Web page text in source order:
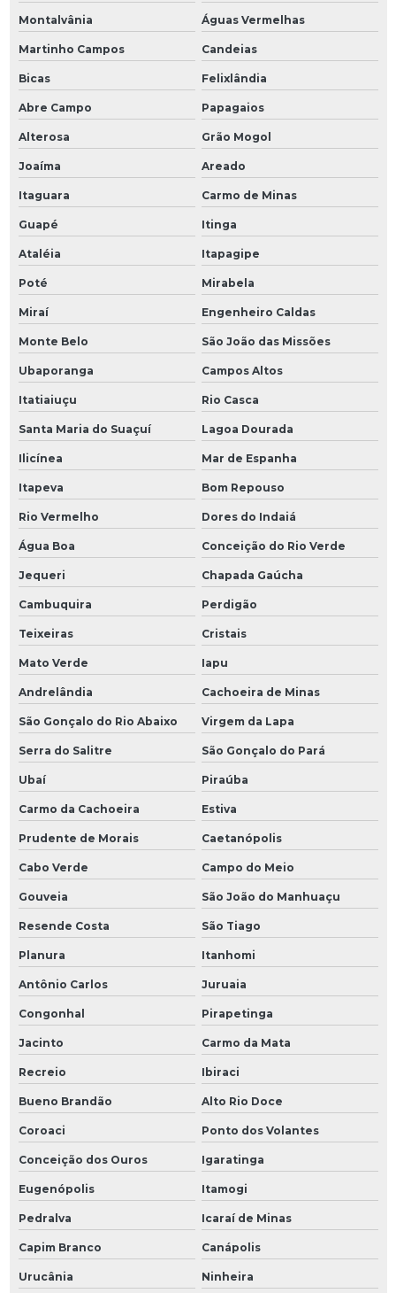
Montalvânia Águas Vermelhas
Martinho Campos Candeias
Bicas Felixlândia
Abre Campo Papagaios
Alterosa Grão Mogol
Joaíma Areado
Itaguara Carmo de Minas
Guapé Itinga
Ataléia Itapagipe
Poté Mirabela
Miraí Engenheiro Caldas
Monte Belo São João das Missões
Ubaporanga Campos Altos
Itatiaiuçu Rio Casca
Santa Maria do Suaçuí Lagoa Dourada
Ilicínea Mar de Espanha
Itapeva Bom Repouso
Rio Vermelho Dores do Indaiá
Água Boa Conceição do Rio Verde
Jequeri Chapada Gaúcha
Cambuquira Perdigão
Teixeiras Cristais
Mato Verde Iapu
Andrelândia Cachoeira de Minas
São Gonçalo do Rio Abaixo Virgem da Lapa
Serra do Salitre São Gonçalo do Pará
Ubaí Piraúba
Carmo da Cachoeira Estiva
Prudente de Morais Caetanópolis
Cabo Verde Campo do Meio
Gouveia São João do Manhuaçu
Resende Costa São Tiago
Planura Itanhomi
Antônio Carlos Juruaia
Congonhal Pirapetinga
Jacinto Carmo da Mata
Recreio Ibiraci
Bueno Brandão Alto Rio Doce
Coroaci Ponto dos Volantes
Conceição dos Ouros Igaratinga
Eugenópolis Itamogi
Pedralva Icaraí de Minas
Capim Branco Canápolis
Urucânia Ninheira